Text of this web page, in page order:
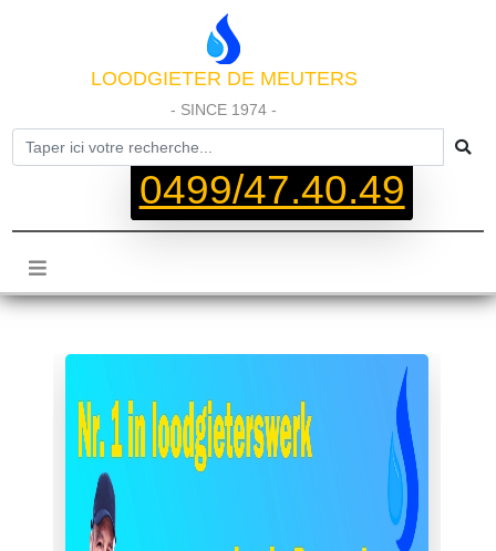
LOODGIETER DE MEUTERS
- SINCE 1974 -
0499/47.40.49